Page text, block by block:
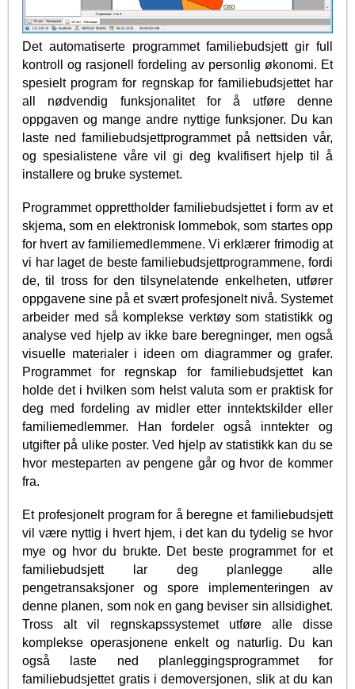
Det automatiserte programmet familiebudsjett gir full
kontroll og rasjonell fordeling av personlig økonomi. Et
spesielt program for regnskap for familiebudsjettet har
all nødvendig funksjonalitet for å utføre denne
oppgaven og mange andre nyttige funksjoner. Du kan
laste ned familiebudsjettprogrammet på nettsiden vår,
og spesialistene våre vil gi deg kvalifisert hjelp til å
installere og bruke systemet.
Programmet opprettholder familiebudsjettet i form av et
skjema, som en elektronisk lommebok, som startes opp
for hvert av familiemedlemmene. Vi erklærer frimodig at
vi har laget de beste familiebudsjettprogrammene, fordi
de, til tross for den tilsynelatende enkelheten, utfører
oppgavene sine på et svært profesjonelt nivå. Systemet
arbeider med så komplekse verktøy som statistikk og
analyse ved hjelp av ikke bare beregninger, men også
visuelle materialer i ideen om diagrammer og grafer.
Programmet for regnskap for familiebudsjettet kan
holde det i hvilken som helst valuta som er praktisk for
deg med fordeling av midler etter inntektskilder eller
familiemedlemmer. Han fordeler også inntekter og
utgifter på ulike poster. Ved hjelp av statistikk kan du se
hvor mesteparten av pengene går og hvor de kommer
fra.
Et profesjonelt program for å beregne et familiebudsjett
vil være nyttig i hvert hjem, i det kan du tydelig se hvor
mye og hvor du brukte. Det beste programmet for et
familiebudsjett lar deg planlegge alle
pengetransaksjoner og spore implementeringen av
denne planen, som nok en gang beviser sin allsidighet.
Tross alt vil regnskapssystemet utføre alle disse
komplekse operasjonene enkelt og naturlig. Du kan
også laste ned planleggingsprogrammet for
familiebudsjettet gratis i demoversjonen, slik at du kan